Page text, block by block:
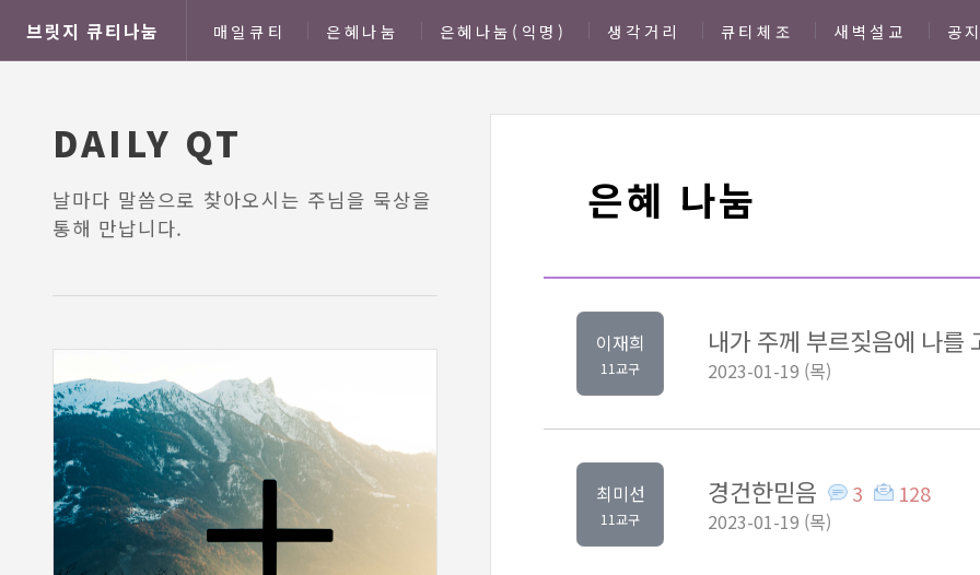
브릿지 큐티나눔 매일큐티 은혜나눔 은혜나눔(익명) 생각거리 큐티체조 새벽설교 공
은혜 나눔
이재희
11교구
내가 주께 부르짖음에 나를
2023-01-19 (목)
최미선
11교구
경건한믿음 3 128
2023-01-19 (목)
DAILY QT
날마다 말씀으로 찾아오시는 주님을 묵상을
통해 만납니다.